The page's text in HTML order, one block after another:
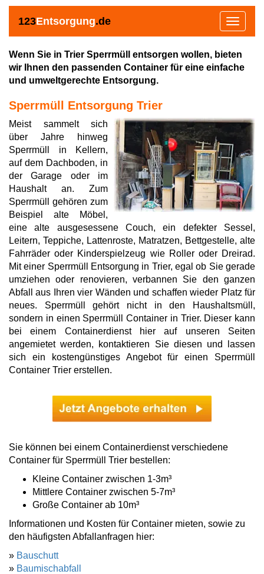
123Entsorgung.de
Toggle
Wenn Sie in Trier Sperrmüll entsorgen wollen, bieten
wir Ihnen den passenden Container für eine einfache
und umweltgerechte Entsorgung.
Sperrmüll Entsorgung Trier
Meist sammelt sich
über Jahre hinweg
Sperrmüll in Kellern,
auf dem Dachboden, in
der Garage oder im
Haushalt an. Zum
Sperrmüll gehören zum
Beispiel alte Möbel,
eine alte ausgesessene Couch, ein defekter Sessel,
Leitern, Teppiche, Lattenroste, Matratzen, Bettgestelle, alte
Fahrräder oder Kinderspielzeug wie Roller oder Dreirad.
Mit einer Sperrmüll Entsorgung in Trier, egal ob Sie gerade
umziehen oder renovieren, verbannen Sie den ganzen
Abfall aus Ihren vier Wänden und schaffen wieder Platz für
neues. Sperrmüll gehört nicht in den Haushaltsmüll,
sondern in einen Sperrmüll Container in Trier. Dieser kann
bei einem Containerdienst hier auf unseren Seiten
angemietet werden, kontaktieren Sie diesen und lassen
sich ein kostengünstiges Angebot für einen Sperrmüll
Container Trier erstellen.
Sie können bei einem Containerdienst verschiedene
Container für Sperrmüll Trier bestellen:
Kleine Container zwischen 1-3m³
Mittlere Container zwischen 5-7m³
Große Container ab 10m³
Informationen und Kosten für Container mieten, sowie zu
den häufigsten Abfallanfragen hier:
» Bauschutt
» Baumischabfall